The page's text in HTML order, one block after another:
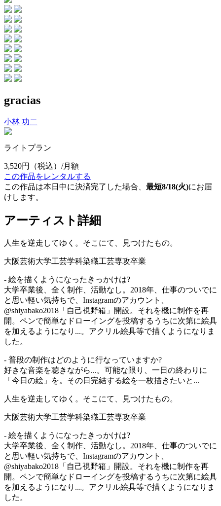
gracias
小林 功二
ライトプラン
3,520円
（税込）/月額
この作品をレンタルする
この作品は本日中に決済完了した場合、 最短8/18(火)にお届
けします。
アーティスト詳細
人生を逆走してゆく。そこにて、見つけたもの。
大阪芸術大学工芸学科染織工芸専攻卒業
- 絵を描くようになったきっかけは?
大学卒業後、全く制作、活動なし。2018年、仕事のついでに
と思い軽い気持ちで、Instagramのアカウント、
@shiyabako2018「自己視野箱」開設。それを機に制作を再
開。ペンで簡単なドローイングを投稿するうちに次第に絵具
を加えるようになり...。アクリル絵具等で描くようになりま
した。
- 普段の制作はどのように行なっていますか?
好きな音楽を聴きながら...。可能な限り、一日の終わりに
「今日の絵」を。その日完結する絵を一枚描きたいと...
人生を逆走してゆく。そこにて、見つけたもの。
大阪芸術大学工芸学科染織工芸専攻卒業
- 絵を描くようになったきっかけは?
大学卒業後、全く制作、活動なし。2018年、仕事のついでに
と思い軽い気持ちで、Instagramのアカウント、
@shiyabako2018「自己視野箱」開設。それを機に制作を再
開。ペンで簡単なドローイングを投稿するうちに次第に絵具
を加えるようになり...。アクリル絵具等で描くようになりま
した。